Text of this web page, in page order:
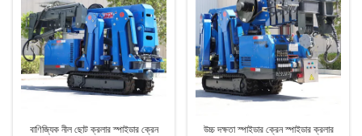
বাণিজ্যিক নীল ছোট ক্রলার স্পাইডার ক্রেন
উচ্চ দক্ষতা স্পাইডার ক্রেন স্পাইডার ক্রলার